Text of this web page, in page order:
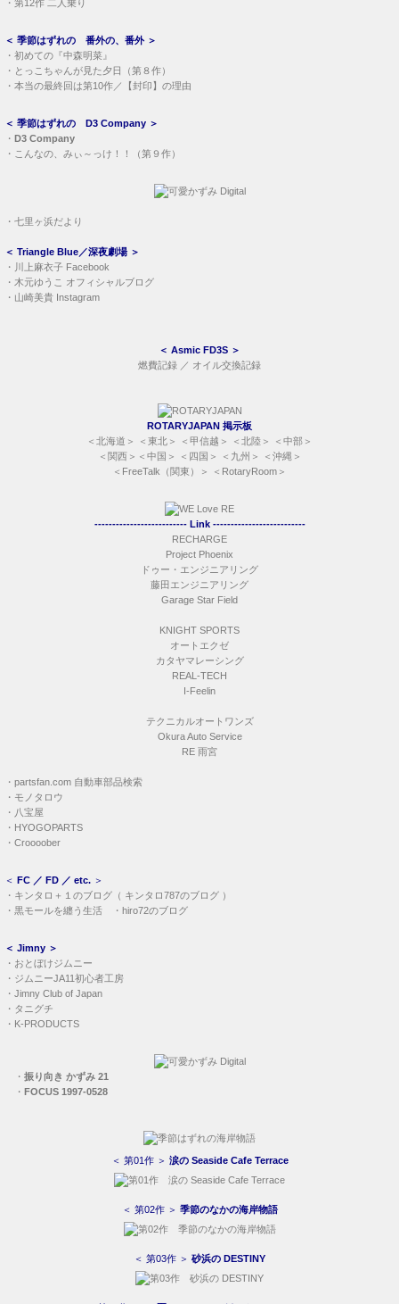
・ 第12作 二人乗り
＜ 季節はずれの 番外の、番外＞
・ 初めての『中森明菜』
・ とっこちゃんが見た夕日（第８作）
・ 本当の最終回は第10作／【封印】の理由
＜ 季節はずれの D3 Company ＞
・ D3 Company
・ こんなの、みぃ～っけ！！（第９作）
・ 七里ヶ浜だより
＜ Triangle Blue／深夜劇場 ＞
・ 川上麻衣子 Facebook
・ 木元ゆうこ オフィシャルブログ
・ 山崎美貴 Instagram
＜ Asmic FD3S ＞
燃費記録 ／ オイル交換記録
ROTARYJAPAN 掲示板
＜ 北海道 ＞ ＜ 東北 ＞ ＜ 甲信越 ＞ ＜ 北陸 ＞ ＜ 中部 ＞
＜ 関西 ＞＜ 中国 ＞ ＜ 四国 ＞ ＜ 九州 ＞ ＜ 沖縄＞
＜ FreeTalk（関東） ＞ ＜ RotaryRoom ＞
-------------------------- Link --------------------------
RECHARGE
Project Phoenix
ドゥー・エンジニアリング
藤田エンジニアリング
Garage Star Field
KNIGHT SPORTS
オートエクゼ
カタヤマレーシング
REAL-TECH
I-Feelin
テクニカルオートワンズ
Okura Auto Service
RE 雨宮
・ partsfan.com 自動車部品検索
・ モノタロウ
・ 八宝屋
・ HYOGOPARTS
・ Croooober
＜ FC ／ FD ／ etc. ＞
・ キンタロ＋１のブログ （ キンタロ787のブログ ）
・ 黒モールを纏う生活 ・ hiro72のブログ
＜ Jimny ＞
・ おとぼけジムニー
・ ジムニーJA11初心者工房
・ Jimny Club of Japan
・ タニグチ
・ K-PRODUCTS
・ 振り向き かずみ 21
・ FOCUS 1997-0528
＜ 第01作 ＞ 涙の Seaside Cafe Terrace
＜ 第02作 ＞ 季節のなかの海岸物語
＜ 第03作 ＞ 砂浜の DESTINY